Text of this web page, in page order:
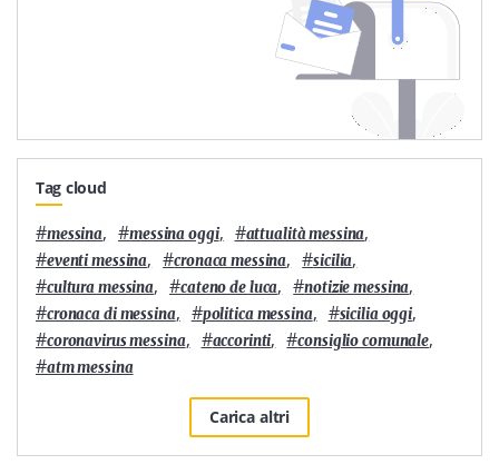
Tag cloud
#messina, #messina oggi, #attualità messina,
#eventi messina, #cronaca messina, #sicilia,
#cultura messina, #cateno de luca, #notizie messina,
#cronaca di messina, #politica messina, #sicilia oggi,
#coronavirus messina, #accorinti, #consiglio comunale,
#atm messina
Carica altri